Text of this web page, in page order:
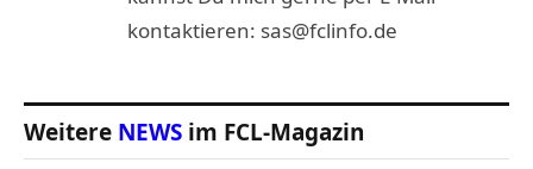
kontaktieren: sas@fclinfo.de
Weitere NEWS im FCL-Magazin